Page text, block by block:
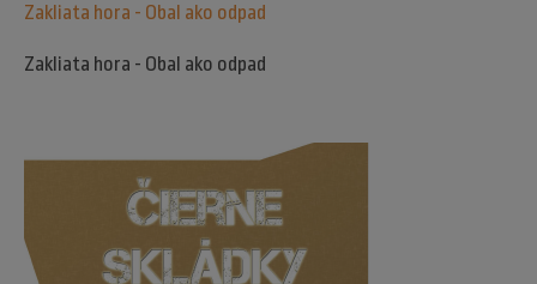
Zakliata hora - Obal ako odpad
Zakliata hora - Obal ako odpad